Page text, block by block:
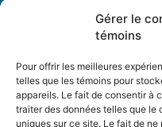
Gérer le
témoins
Pour offrir les meilleures
telles que les témoins pour
appareils. Le fait de consentir à
traiter des données telles que le
uniques sur ce site. Le fait de
Nous Suivre